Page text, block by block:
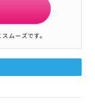
ムーズです。